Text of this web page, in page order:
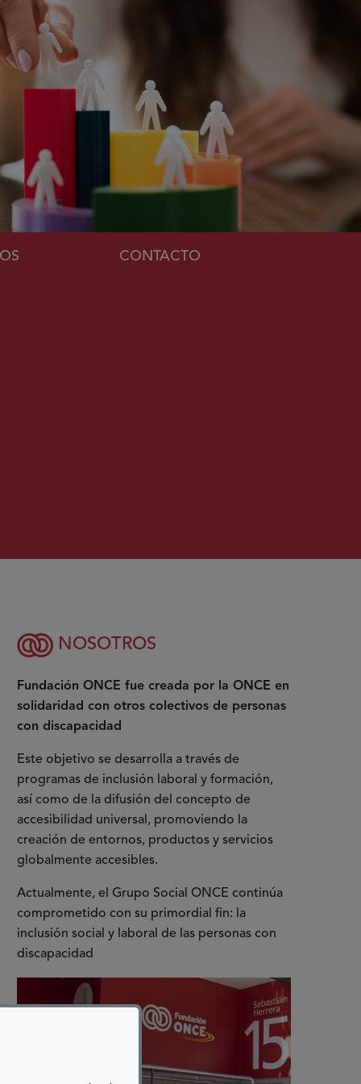
CONTACTO
NOSOTROS
Fundación ONCE fue creada por la ONCE en
solidaridad con otros colectivos de personas
con discapacidad
Este objetivo se desarrolla a través de
programas de inclusión laboral y formación,
así como de la difusión del concepto de
accesibilidad universal, promoviendo la
creación de entornos, productos y servicios
globalmente accesibles.
Actualmente, el Grupo Social ONCE continúa
comprometido con su primordial fin: la
inclusión social y laboral de las personas con
discapacidad